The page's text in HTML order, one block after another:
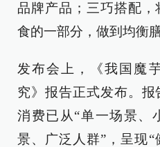
品牌产品；三巧搭配
食的一部分，做到均衡膳
发布会上，《我国魔
究》报告正式发布。
消费已从“单一场景、
景、广泛人群”，呈现